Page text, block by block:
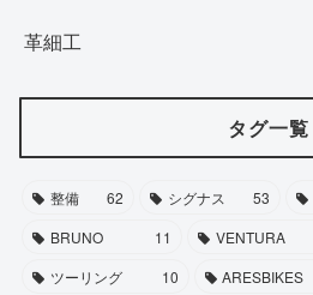
革細工
タグ一覧
整備 62 シグナス 53
BRUNO
11 VENTURA
ツーリング
10 ARESBIKES